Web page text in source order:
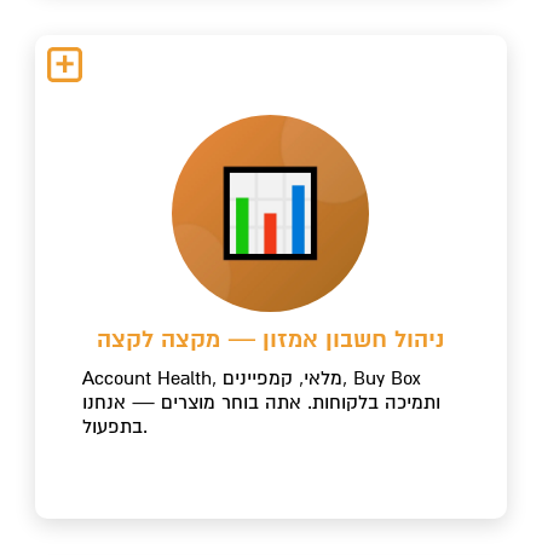
ניהול חשבון אמזון — מקצה לקצה
Account Health, מלאי, קמפיינים, Buy Box
ותמיכה בלקוחות. אתה בוחר מוצרים — אנחנו
בתפעול.